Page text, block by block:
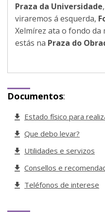
Praza da Universidade
viraremos á esquerda,
Xelmírez ata o fondo da
estás na Praza do
Documentos:
Estado físico para
Que debo levar?
Utilidades e servizos
Consellos e
Teléfonos de interese